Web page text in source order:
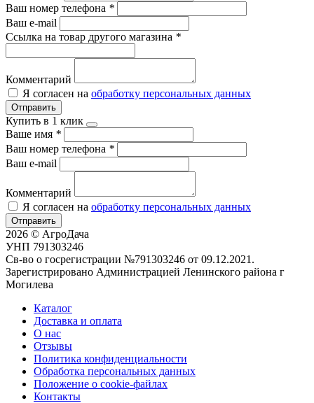
Ваш номер телефона *
Ваш e-mail
Ссылка на товар другого магазина *
Комментарий
Я согласен на обработку персональных данных
Отправить
Купить в 1 клик
Ваше имя *
Ваш номер телефона *
Ваш e-mail
Комментарий
Я согласен на обработку персональных данных
Отправить
2026 © АгроДача
УНП 791303246
Св-во о госрегистрации №791303246 от 09.12.2021.
Зарегистрировано Администрацией Ленинского района г
Могилева
Каталог
Доставка и оплата
О нас
Отзывы
Политика конфиденциальности
Обработка персональных данных
Положение о cookie-файлах
Контакты